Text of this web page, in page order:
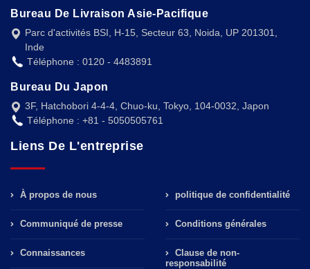
Bureau De Livraison Asie-Pacifique
Parc d'activités BSI, H-15, Secteur 63, Noida, UP 201301,
Inde
Téléphone : 0120 - 4483891
Bureau Du Japon
3F, Hatchobori 4-4-4, Chuo-ku, Tokyo, 104-0032, Japon
Téléphone : +81 - 5050505761
Liens De L'entreprise
À propos de nous
Communiqué de presse
Connaissances
politique de confidentialité
Conditions générales
Clause de non-
responsabilité